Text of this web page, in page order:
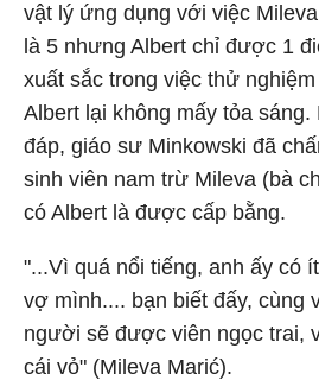
vật lý ứng dụng với việc
là 5 nhưng Albert chỉ được 1
xuất sắc trong việc thử
Albert lại không mấy tỏa
đáp, giáo sư Minkowski đã
sinh viên nam trừ Mileva (bà
có Albert là được cấp bằng.
"...Vì quá nổi tiếng, anh ấy có
vợ mình.... bạn biết đấy, cùng
người sẽ được viên ngọc trai,
cái vỏ" (Mileva Marić).